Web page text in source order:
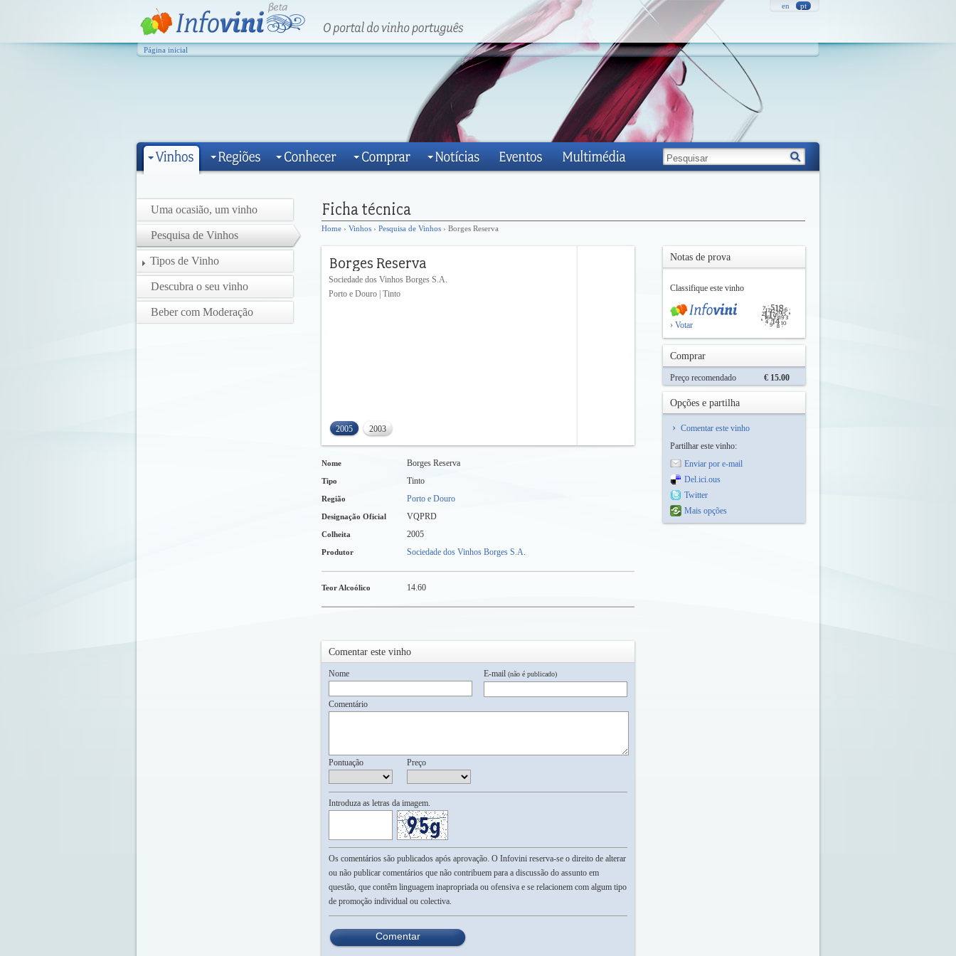
en pt
Página inicial
Uma ocasião, um vinho
Pesquisa de Vinhos
Tipos de Vinho
Descubra o seu vinho
Beber com Moderação
Home › Vinhos › Pesquisa de Vinhos › Borges Reserva
Sociedade dos Vinhos Borges S.A.
Porto e Douro | Tinto
2005 2003
Nome Borges Reserva
Tipo Tinto
Região Porto e Douro
Designação Oficial VQPRD
Colheita 2005
Produtor Sociedade dos Vinhos Borges S.A.
Teor Alcoólico 14.60
Comentar este vinho
Nome E-mail (não é publicado)
Comentário
Pontuação Preço
Introduza as letras da imagem.
Os comentários são publicados após aprovação. O Infovini reserva-se o direito de alterar
ou não publicar comentários que não contribuem para a discussão do assunto em
questão, que contêm linguagem inapropriada ou ofensiva e se relacionem com algum tipo
de promoção individual ou colectiva.
Comentar
Notas de prova
Classifique este vinho
› Votar
Comprar
Preço recomendado € 15.00
Opções e partilha
Comentar este vinho
Partilhar este vinho:
Enviar por e-mail
Del.ici.ous
Twitter
Mais opções